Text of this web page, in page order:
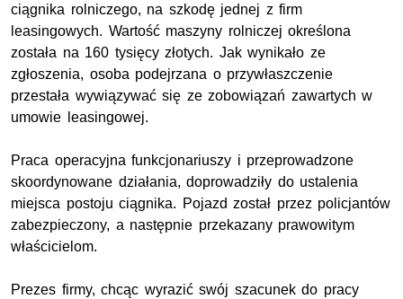
ciągnika rolniczego, na szkodę jednej z firm
leasingowych. Wartość maszyny rolniczej określona
została na 160 tysięcy złotych. Jak wynikało ze
zgłoszenia, osoba podejrzana o przywłaszczenie
przestała wywiązywać się ze zobowiązań zawartych w
umowie leasingowej.
Praca operacyjna funkcjonariuszy i przeprowadzone
skoordynowane działania, doprowadziły do ustalenia
miejsca postoju ciągnika. Pojazd został przez policjantów
zabezpieczony, a następnie przekazany prawowitym
właścicielom.
Prezes firmy, chcąc wyrazić swój szacunek do pracy